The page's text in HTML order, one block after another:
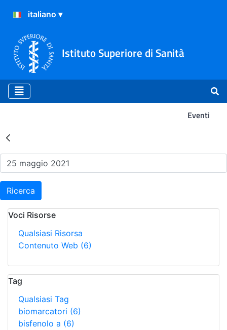
Istituto Superiore di Sanità
Eventi
Risultati della Ricerca -
Ricerca
Voci Risorse
Qualsiasi Risorsa
Contenuto Web (6)
Tag
Qualsiasi Tag
biomarcatori (6)
bisfenolo a (6)